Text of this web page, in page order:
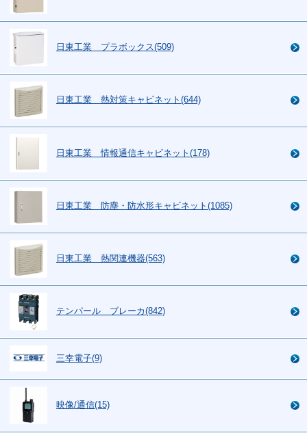
日東工業 プラボックス(509)
日東工業 熱対策キャビネット(644)
日東工業 情報通信キャビネット(178)
日東工業 防塵・防水形キャビネット(1085)
日東工業 熱関連機器(563)
テンパール ブレーカ(842)
三幸電子(9)
映像/通信(15)